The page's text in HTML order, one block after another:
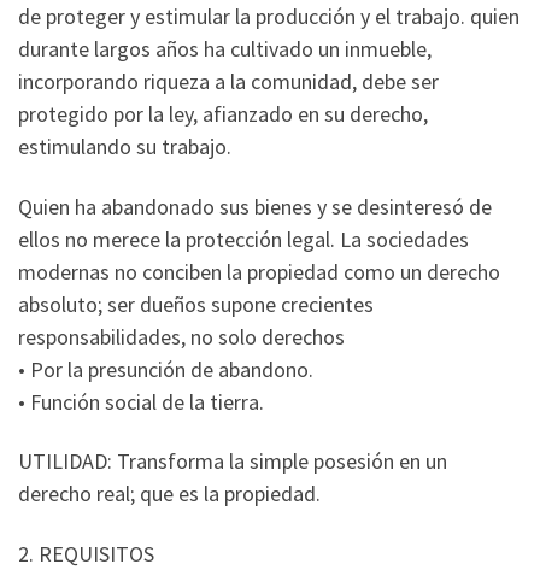
de proteger y estimular la producción y el trabajo. quien
durante largos años ha cultivado un inmueble,
incorporando riqueza a la comunidad, debe ser
protegido por la ley, afianzado en su derecho,
estimulando su trabajo.
Quien ha abandonado sus bienes y se desinteresó de
ellos no merece la protección legal. La sociedades
modernas no conciben la propiedad como un derecho
absoluto; ser dueños supone crecientes
responsabilidades, no solo derechos
• Por la presunción de abandono.
• Función social de la tierra.
UTILIDAD: Transforma la simple posesión en un
derecho real; que es la propiedad.
2. REQUISITOS